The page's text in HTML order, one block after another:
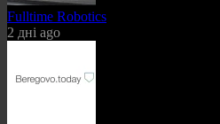
Fulltime Robotics
2 дні ago